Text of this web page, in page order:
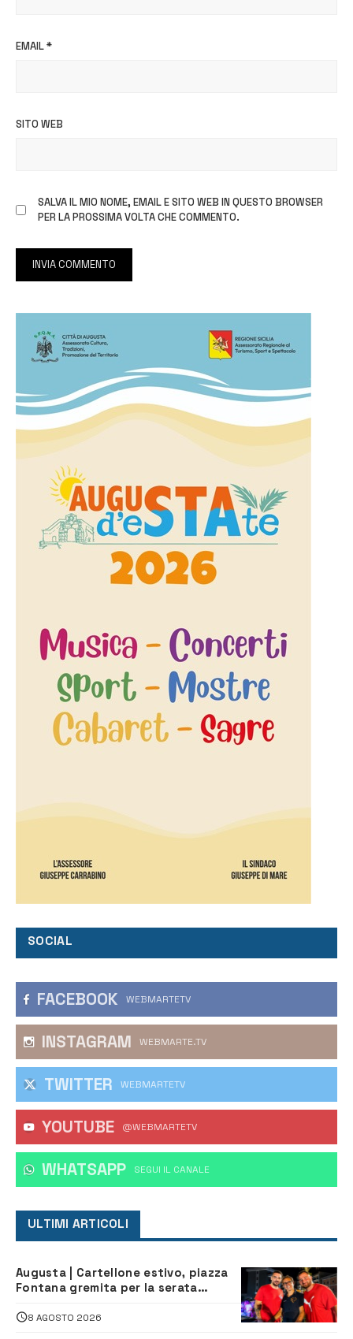
EMAIL*
SITO WEB
SALVA IL MIO NOME, EMAIL E SITO WEB IN QUESTO BROWSER
PER LA PROSSIMA VOLTA CHE COMMENTO.
SOCIAL
FACEBOOK WEBMARTETV
INSTAGRAM WEBMARTE.TV
TWITTER WEBMARTETV
YOUTUBE @WEBMARTETV
WHATSAPP ‎SEGUI IL CANALE
ULTIMI ARTICOLI
Augusta | Cartellone estivo, piazza
Fontana gremita per la serata
8 AGOSTO 2026